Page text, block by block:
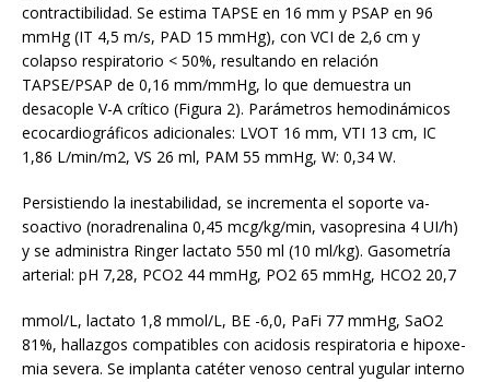
contractibilidad. Se estima TAPSE en 16 mm y PSAP en 96
mmHg (IT 4,5 m/s, PAD 15 mmHg), con VCI de 2,6 cm y
colapso respiratorio < 50%, resultando en relación
TAPSE/PSAP de 0,16 mm/mmHg, lo que demuestra un
desacople V-A crítico (Figura 2). Parámetros hemodinámicos
ecocardiográficos adicionales: LVOT 16 mm, VTI 13 cm, IC
1,86 L/min/m2, VS 26 ml, PAM 55 mmHg, W: 0,34 W.
Persistiendo la inestabilidad, se incrementa el soporte va-
soactivo (noradrenalina 0,45 mcg/kg/min, vasopresina 4 UI/h)
y se administra Ringer lactato 550 ml (10 ml/kg). Gasometría
arterial: pH 7,28, PCO2 44 mmHg, PO2 65 mmHg, HCO2 20,7
mmol/L, lactato 1,8 mmol/L, BE -6,0, PaFi 77 mmHg, SaO2
81%, hallazgos compatibles con acidosis respiratoria e hipoxe-
mia severa. Se implanta catéter venoso central yugular interno